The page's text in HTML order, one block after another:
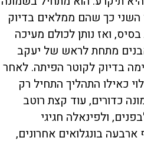
השני כך שהם ממלאים בדיוק
ואז נותן לכולם מעיכה
מתחת לראש של יעקב
בדיוק לקוטר הפיתה. לאחר
כאילו התהליך התחיל רק
כדורים, עוד קצת רוטב
ולפינאלה חגיגי
בונגלואים אחרונים,